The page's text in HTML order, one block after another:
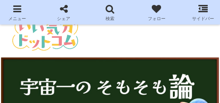
メニュー シェア 検索 フォロー サイドバー